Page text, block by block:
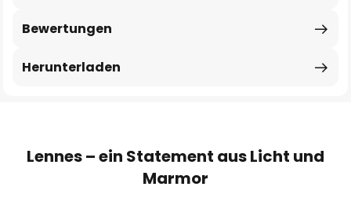
Bewertungen
Herunterladen
Lennes – ein Statement aus Licht und
Marmor